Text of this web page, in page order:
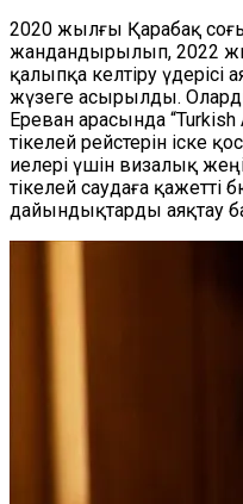
2020 жылғы Қарабақ
жандандырылып, 2022
қалыпқа келтіру үдерісі
жүзеге асырылды.
Ереван арасында
тікелей рейстерін іске
иелері үшін визалық
тікелей саудаға қажетті
дайындықтарды аяқтау